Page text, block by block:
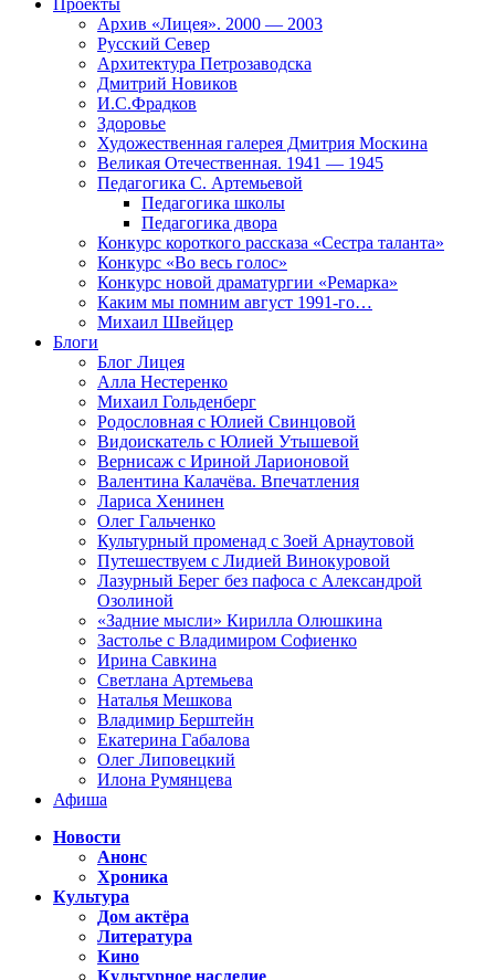
Проекты
Архив «Лицея». 2000 — 2003
Русский Север
Архитектура Петрозаводска
Дмитрий Новиков
И.С.Фрадков
Здоровье
Художественная галерея Дмитрия Москина
Великая Отечественная. 1941 — 1945
Педагогика С. Артемьевой
Педагогика школы
Педагогика двора
Конкурс короткого рассказа «Сестра таланта»
Конкурс «Во весь голос»
Конкурс новой драматургии «Ремарка»
Каким мы помним август 1991-го…
Михаил Швейцер
Блоги
Блог Лицея
Алла Нестеренко
Михаил Гольденберг
Родословная с Юлией Свинцовой
Видоискатель с Юлией Утышевой
Вернисаж с Ириной Ларионовой
Валентина Калачёва. Впечатления
Лариса Хенинен
Олег Гальченко
Культурный променад с Зоей Арнаутовой
Путешествуем с Лидией Винокуровой
Лазурный Берег без пафоса с Александрой
Озолиной
«Задние мысли» Кирилла Олюшкина
Застолье с Владимиром Софиенко
Ирина Савкина
Светлана Артемьева
Наталья Мешкова
Владимир Берштейн
Екатерина Габалова
Олег Липовецкий
Илона Румянцева
Афиша
Новости
Анонс
Хроника
Культура
Дом актёра
Литература
Кино